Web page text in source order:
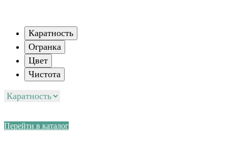
Каратность
Огранка
Цвет
Чистота
Перейти в каталог